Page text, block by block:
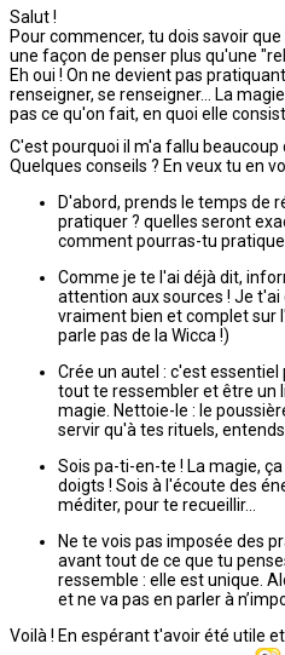
Salut !
Pour commencer, tu dois savoir
une façon de penser plus qu'une
Eh oui ! On ne devient pas
renseigner, se renseigner... La
pas ce qu'on fait, en quoi elle
C'est pourquoi il m'a fallu
Quelques conseils ? En veux tu en
D'abord, prends le temps de
pratiquer ? quelles seront
comment pourras-tu
Comme je te l'ai déjà dit,
attention aux sources ! Je
vraiment bien et complet sur
parle pas de la Wicca !)
Crée un autel : c'est
tout te ressembler et être un
magie. Nettoie-le : le
servir qu'à tes rituels,
Sois pa-ti-en-te ! La magie,
doigts ! Sois à l'écoute des
méditer, pour te recueillir...
Ne te vois pas imposée des
avant tout de ce que tu
ressemble : elle est unique.
et ne va pas en parler à
Voilà ! En espérant t'avoir été utile